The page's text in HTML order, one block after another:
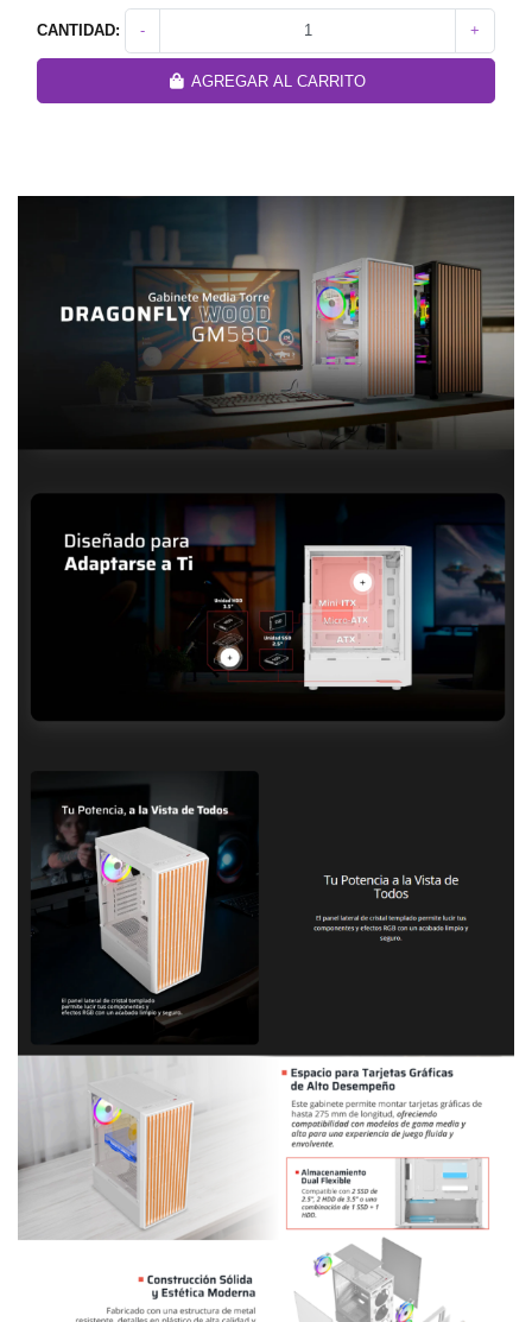
CANTIDAD: - +
AGREGAR AL CARRITO